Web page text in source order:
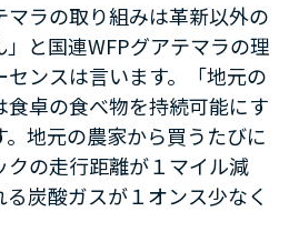
マラの取り組みは革新以外の
と国連WFPグアテマラの理
ンスは言います。「地元の
卓の食べ物を持続可能にす
地元の農家から買うたびに
の走行距離が１マイル減
炭酸ガスが１オンス少なく